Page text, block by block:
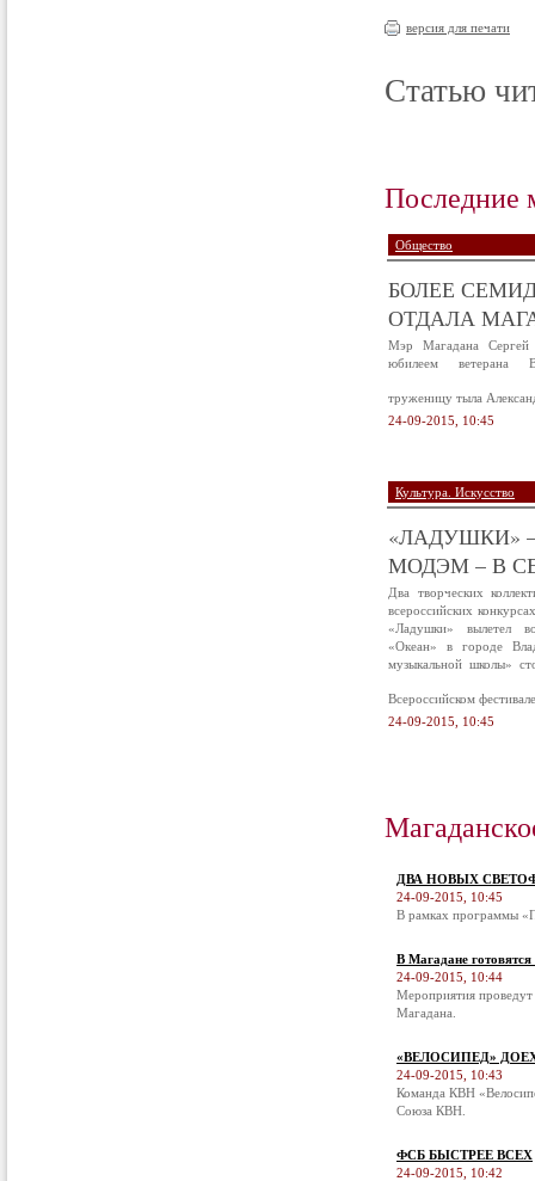
версия для печати
Статью
Последние
Общество
БОЛЕЕ
ОТДАЛА
Мэр Магадана Сергей
юбилеем ветерана
труженицу тыла
24-09-2015, 10:45
Культура. Искусство
«ЛАДУШКИ»
МОДЭМ – В
Два творческих
всероссийских
«Ладушки» вылетел
«Океан» в городе
музыкальной школы»
Всероссийском
24-09-2015, 10:45
ДВА НОВЫХ
24-09-2015, 10:45
В рамках программы
В Магадане
24-09-2015, 10:44
Мероприятия
Магадана.
«ВЕЛОСИПЕД»
24-09-2015, 10:43
Команда КВН
Союза КВН.
ФСБ БЫСТРЕЕ ВСЕХ
24-09-2015, 10:42